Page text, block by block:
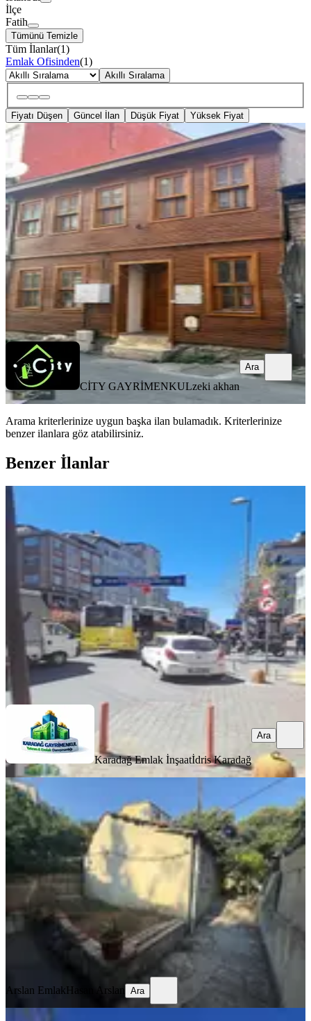
İlçe
Fatih
Tümünü Temizle
Tüm İlanlar(1)
Emlak Ofisinden(1)
Akıllı Sıralama
Fiyatı Düşen Güncel İlan Düşük Fiyat Yüksek Fiyat
SIFIR BİNA
3+1 160 M2 Müstakil Ev Fatih
Mevlanakapı
Fatih, Mevlanakapı Mahallesi
3+1·160 m² 16.05.2026
73.500 ₺
CİTY GAYRİMENKUL
CİTY GAYRİMENKULzeki akhan
Ara
Arama kriterlerinize uygun başka ilan bulamadık. Kriterlerinize
benzer ilanlara göz atabilirsiniz.
Benzer İlanlar
YENİ
Kağıthane Yahya Kemal'de 2+1 Şehir
Kağıthane, Yahya Kemal Mahallesi
2+1
100 m² ·05.08.2026
35.000 ₺
Karadağ Emlak İnşaatİdris Karadağ
Ara
Karadağ Emlak İnşaatİdris Karadağ
Ara
MANZARALI
Arslan Emlak’tan Maltepe Gülensu
Mahallesi’nde 2+1 Kiralık Müstakil
Ev
Maltepe, Gülensu Mahallesi
2+1· 100 m² 04.08.2026
25.000 ₺
Hasan Arslan
Arslan EmlakHasan Arslan Ara
MANZARALI